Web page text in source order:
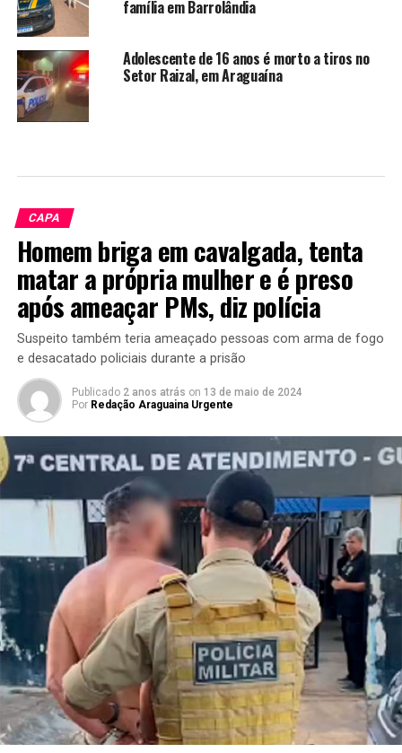
família em Barrolândia
Adolescente de 16 anos é morto a tiros no
Setor Raizal, em Araguaína
CAPA
Homem briga em cavalgada, tenta
matar a própria mulher e é preso
após ameaçar PMs, diz polícia
Suspeito também teria ameaçado pessoas com arma de fogo
e desacatado policiais durante a prisão
Publicado 2 anos atrás on 13 de maio de 2024
Por Redação Araguaina Urgente